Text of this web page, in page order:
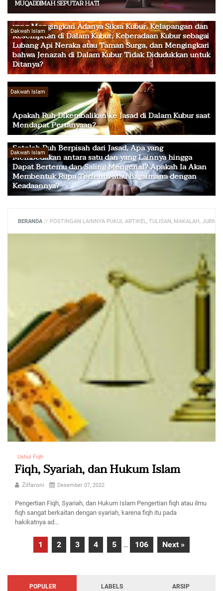
MUQADDIMAH SEPUTAR HATI
Dakwah Islam
Apakah Jawaban Kita terhadap Kaum Ateis dan Zindiq
yang Mengingkari Adanya Siksa Kubur, Kelapangan dan
Kesempitan di Dalam Kubur, Keberadaan Kubur sebagai
Lubang Api Neraka atau Taman Surga, dan Mengingkari
bahwa Jenazah di Dalam Kubur Tidak Didudukkan untuk
Ditanya?
Dakwah Islam
Apakah Ruh Dikembalikan ke Jasad di Dalam Kubur saat
Mendapat Pertanyaan?
Dakwah Islam
Setelah Ruh Berpisah dari Jasad, Apa yang
Membedakan antara satu dan yang Lainnya hingga
Dapat Bertemu dan Saling Mengenal? Apakah Ia Akan
Membentuk Rupa Tertentu atau Bagaimana dengan
Keadaannya?
BERANDA // POSTINGAN LAINNYA PUKUL ARTIKEL, TULISAN, MAKALAH,
Ushul Fiqh
Fiqh, Syariah, dan Hukum Islam
Zilfaroni Desember 07, 2022
Pengertian Fiqh, Syariah, dan Hukum Islam Pengertian fiqh atau ilmu
fiqh sangat berkaitan dengan syariah, karena fiqh itu pada
hakikatnya ad...
1 2 3 4 5 ... 106 Next »
POPULER LABELS ARSIP